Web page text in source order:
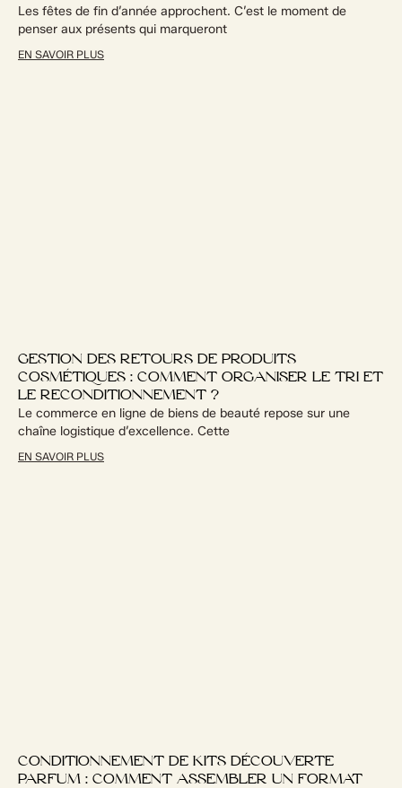
Les fêtes de fin d’année approchent. C’est le moment de
penser aux présents qui marqueront
EN SAVOIR PLUS
GESTION DES RETOURS DE PRODUITS
COSMÉTIQUES : COMMENT ORGANISER LE TRI ET
LE RECONDITIONNEMENT ?
Le commerce en ligne de biens de beauté repose sur une
chaîne logistique d’excellence. Cette
EN SAVOIR PLUS
CONDITIONNEMENT DE KITS DÉCOUVERTE
PARFUM : COMMENT ASSEMBLER UN FORMAT